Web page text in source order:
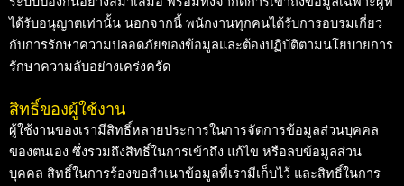
ได้รับอนุญาตเท่านั้น นอกจากนี้ พนักงานทุกคนได้รับการอบรมเกี่ยว
กับการรักษาความปลอดภัยของข้อมูลและต้องปฏิบัติตามนโยบายการ
รักษาความลับอย่างเคร่งครัด
สิทธิ์ของผู้ใช้งาน
ผู้ใช้งานของเรามีสิทธิ์หลายประการในการจัดการข้อมูลส่วนบุคคล
ของตนเอง ซึ่งรวมถึงสิทธิ์ในการเข้าถึง แก้ไข หรือลบข้อมูลส่วน
บุคคล สิทธิ์ในการร้องขอสำเนาข้อมูลที่เรามีเก็บไว้ และสิทธิ์ในการ